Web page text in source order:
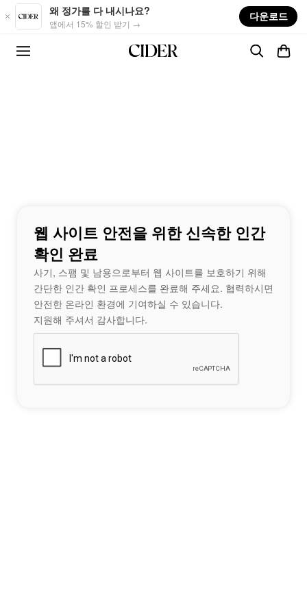
Skip to main content
왜 정가를 다 내시나요?
앱에서 15% 할인 받기 →
다운로드
웹 사이트 안전을 위한 신속한 인간
확인 완료
사기, 스팸 및 남용으로부터 웹 사이트를 보호하기 위해
간단한 인간 확인 프로세스를 완료해 주세요. 협력하시면
안전한 온라인 환경에 기여하실 수 있습니다.
지원해 주셔서 감사합니다.